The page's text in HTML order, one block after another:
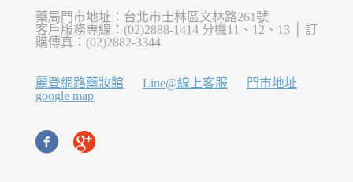
藥局門市地址：台北市士林區文林路261號
客戶服務專線：(02)2888-1414 分機11、12、13 │ 訂
購傳真：(02)2882-3344
麗登網路藥妝館 Line@線上客服
門市地址
google map